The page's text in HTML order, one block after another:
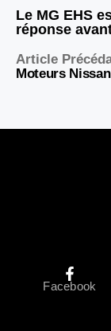
Le MG EHS
réponse
Article
Facebook